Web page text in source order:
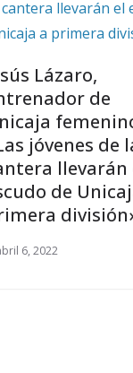
Lázaro,
de
jóvenes de
llevarán
de
6, 2022